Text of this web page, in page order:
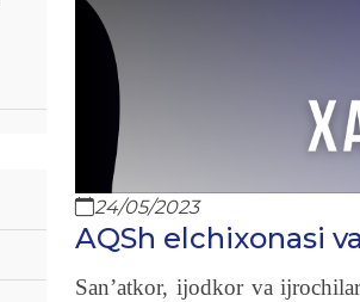
24/05/2023
AQSh elchixonasi
San’atkor, ijodkor va